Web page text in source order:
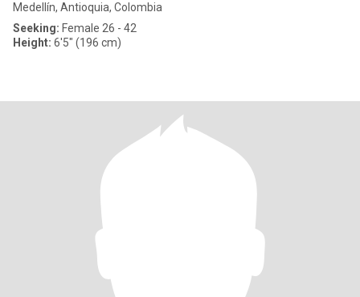
Medellín, Antioquia, Colombia
Seeking: Female 26 - 42
Height: 6'5" (196 cm)